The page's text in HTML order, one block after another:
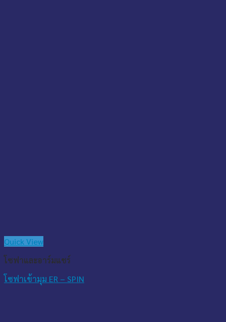
Quick View
โซฟาและอาร์มแชร์
โซฟาเข้ามุม ER – SPIN